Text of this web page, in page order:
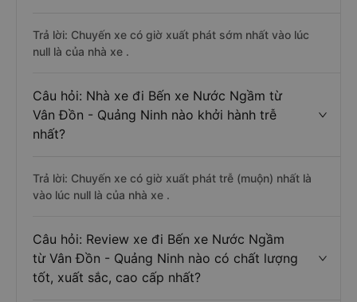
Trả lời: Chuyến xe có giờ xuất phát sớm nhất vào lúc
null là của nhà xe .
Câu hỏi: Nhà xe đi Bến xe Nước Ngầm từ
Vân Đồn - Quảng Ninh nào khởi hành trễ
nhất?
Trả lời: Chuyến xe có giờ xuất phát trễ (muộn) nhất là
vào lúc null là của nhà xe .
Câu hỏi: Review xe đi Bến xe Nước Ngầm
từ Vân Đồn - Quảng Ninh nào có chất lượng
tốt, xuất sắc, cao cấp nhất?